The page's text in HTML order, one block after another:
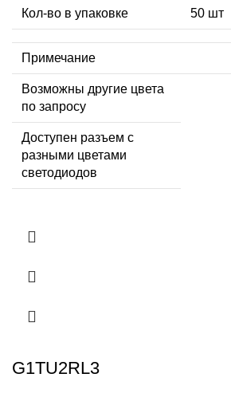
Кол-во в упаковке 50 шт
Примечание
Возможны другие цвета
по запросу
Доступен разъем с
разными цветами
светодиодов
G1TU2RL3